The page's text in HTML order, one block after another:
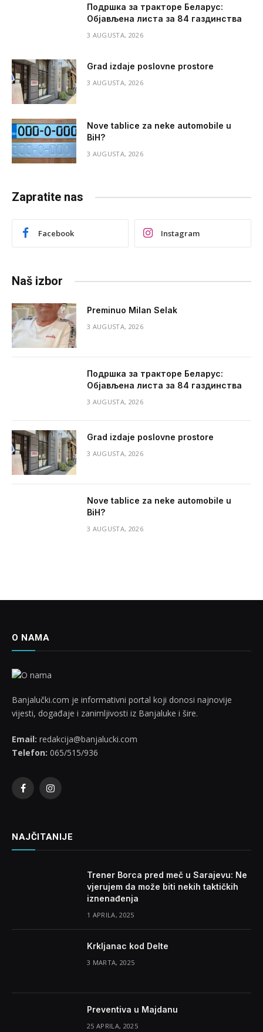
Подршка за тракторе Беларус:
Објављена листа за 84 газдинства
3 AUGUSTA, 2026
Grad izdaje poslovne prostore
3 AUGUSTA, 2026
Nove tablice za neke automobile u
BiH?
3 AUGUSTA, 2026
Zapratite nas
Facebook Instagram
Naš izbor
Preminuo Milan Selak
3 AUGUSTA, 2026
Подршка за тракторе Беларус:
Објављена листа за 84 газдинства
3 AUGUSTA, 2026
Grad izdaje poslovne prostore
3 AUGUSTA, 2026
Nove tablice za neke automobile u
BiH?
3 AUGUSTA, 2026
O NAMA
Banjalučki.com je informativni portal koji donosi najnovije
vijesti, događaje i zanimljivosti iz Banjaluke i šire.
Email: redakcija@banjalucki.com
Telefon: 065/515/936
FacebookInstagram
NAJČITANIJE
Trener Borca pred meč u Sarajevu: Ne
vjerujem da može biti nekih taktičkih
iznenađenja
1 APRILA, 2025
Krkljanac kod Delte
3 MARTA, 2025
Preventiva u Majdanu
25 APRILA, 2025